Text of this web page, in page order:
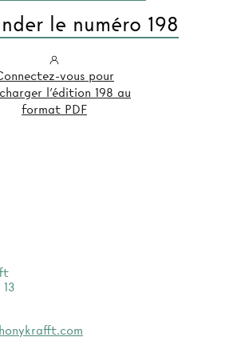
le numéro 198
vous pour
l'édition 198 au
format PDF